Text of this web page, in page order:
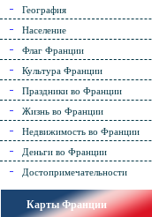
География
Население
Флаг Франции
Культура Франции
Праздники во Франции
Жизнь во Франции
Недвижимость во Франции
Деньги во Франции
Достопримечательности
Карты Франции